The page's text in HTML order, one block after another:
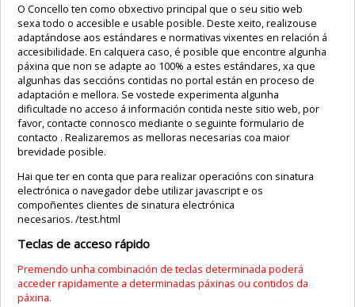
O Concello ten como obxectivo principal que o seu sitio web
sexa todo o accesible e usable posible. Deste xeito, realizouse
adaptándose aos estándares e normativas vixentes en relación á
accesibilidade. En calquera caso, é posible que encontre algunha
páxina que non se adapte ao 100% a estes estándares, xa que
algunhas das seccións contidas no portal están en proceso de
adaptación e mellora. Se vostede experimenta algunha
dificultade no acceso á información contida neste sitio web, por
favor, contacte connosco mediante o seguinte formulario de
contacto . Realizaremos as melloras necesarias coa maior
brevidade posible.
Hai que ter en conta que para realizar operacións con sinatura
electrónica o navegador debe utilizar javascript e os
compoñentes clientes de sinatura electrónica
necesarios. /test.html
Teclas de acceso rápido
Premendo unha combinación de teclas determinada poderá
acceder rapidamente a determinadas páxinas ou contidos da
páxina.